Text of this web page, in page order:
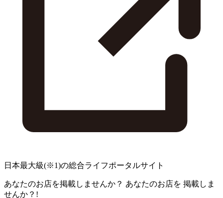
日本最大級(※1)の総合ライフポータルサイト
あなたのお店を掲載しませんか？ あなたのお店を 掲載しま
せんか？!